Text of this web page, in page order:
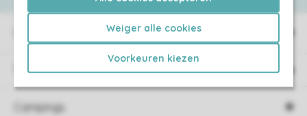
Weiger alle cookies
Voorkeuren kiezen
Type vakantie
Campings